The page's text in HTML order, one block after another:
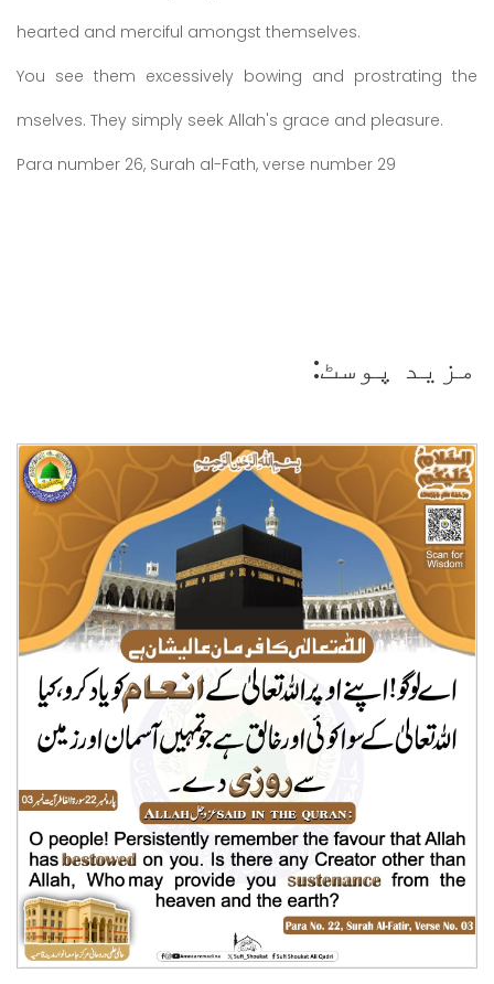
hearted and merciful amongst themselves.
You see them excessively bowing and prostrating the
mselves. They simply seek Allah's grace and pleasure.
Para number 26, Surah al-Fath, verse number 29
مزید پوسٹ: